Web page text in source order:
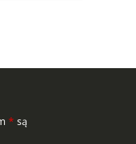
* są